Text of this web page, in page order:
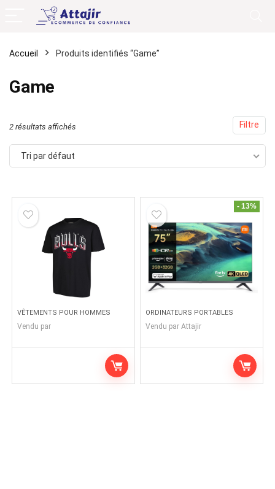
Accueil Produits identifiés “Game”
Game
Filtre
2 résultats affichés
Tri par défaut
VÊTEMENTS POUR HOMMES
Vendu par
- 13%
ORDINATEURS PORTABLES
Vendu par Attajir